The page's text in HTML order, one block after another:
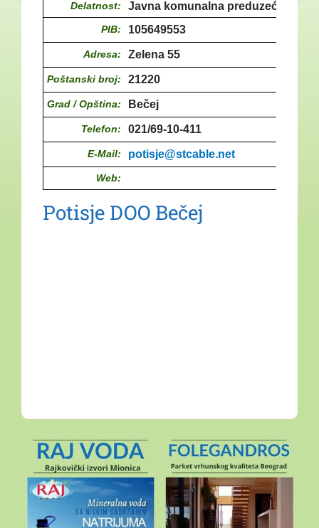
Delatnost: Javna komunalna preduzeća
PIB: 105649553
Adresa: Zelena 55
Poštanski broj: 21220
Grad / Opština: Bečej
Telefon: 021/69-10-411
E-Mail: potisje@stcable.net
Web:
Potisje DOO Bečej